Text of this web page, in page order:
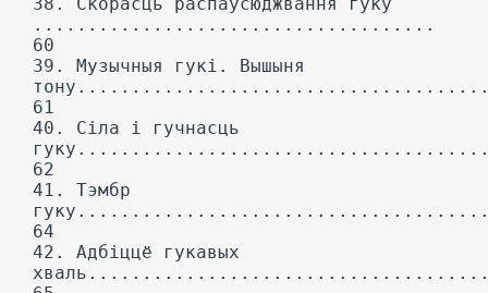
.....................................
60
39. Музычныя гукі. Вышыня
61
40. Сіла і гучнасць
62
41. Тэмбр
64
42. Адбіццё гукавых